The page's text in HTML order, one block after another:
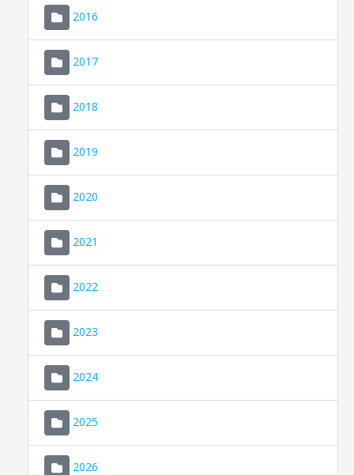
2016
2017
2018
2019
2020
2021
2022
2023
2024
2025
2026